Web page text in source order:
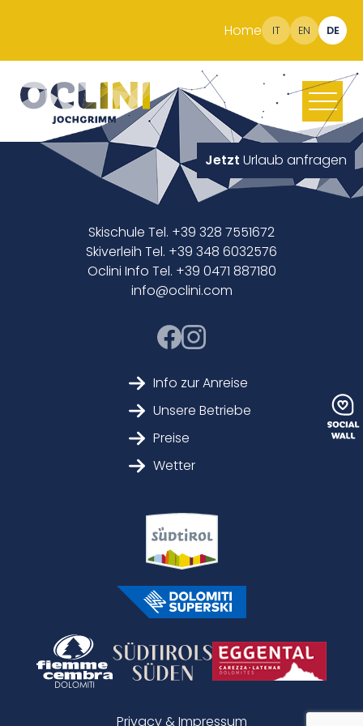
Home IT EN DE
Jetzt Urlaub anfragen
Skischule Tel. +39 328 7551672
Skiverleih Tel. +39 348 6032576
Oclini Info Tel. +39 0471 887180
info@oclini.com
Info zur Anreise
Unsere Betriebe
Preise
Wetter
Privacy & Impressum